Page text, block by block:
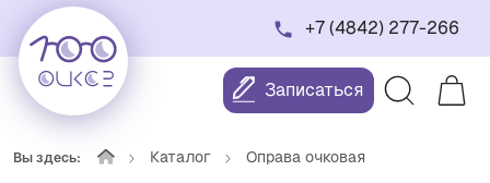
+7 (4842) 277-266
Записаться
Вы здесь: Каталог Оправа очковая